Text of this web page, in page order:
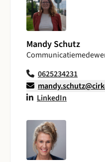
Mandy Schutz
0625234231
LinkedIn